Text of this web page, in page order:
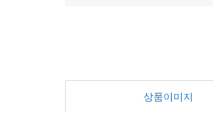
상품이미지